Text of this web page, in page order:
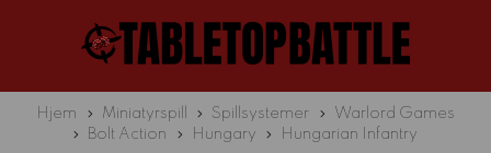
Hjem Miniatyrspill Spillsystemer
Warlord Games
Bolt Action
Hungary Hungarian Infantry